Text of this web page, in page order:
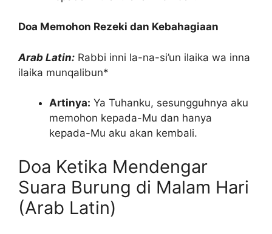
Doa Memohon Rezeki dan Kebahagiaan
Arab Latin: Rabbi inni la-na-si’un ilaika wa inna
ilaika munqalibun*
Artinya: Ya Tuhanku, sesungguhnya aku
memohon kepada-Mu dan hanya
kepada-Mu aku akan kembali.
Doa Ketika Mendengar
Suara Burung di Malam Hari
(Arab Latin)